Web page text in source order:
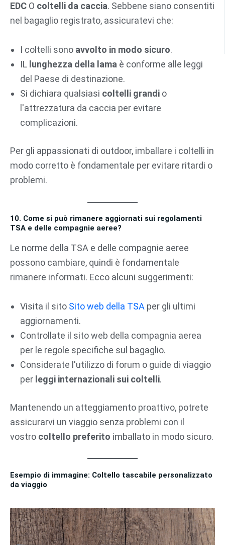
EDC O coltelli da caccia. Sebbene siano consentiti
nel bagaglio registrato, assicuratevi che:
I coltelli sono avvolto in modo sicuro.
IL lunghezza della lama è conforme alle leggi
del Paese di destinazione.
Si dichiara qualsiasi coltelli grandi o
l'attrezzatura da caccia per evitare
complicazioni.
Per gli appassionati di outdoor, imballare i coltelli in
modo corretto è fondamentale per evitare ritardi o
problemi.
10. Come si può rimanere aggiornati sui regolamenti
TSA e delle compagnie aeree?
Le norme della TSA e delle compagnie aeree
possono cambiare, quindi è fondamentale
rimanere informati. Ecco alcuni suggerimenti:
Visita il sito Sito web della TSA per gli ultimi
aggiornamenti.
Controllate il sito web della compagnia aerea
per le regole specifiche sul bagaglio.
Considerate l'utilizzo di forum o guide di viaggio
per leggi internazionali sui coltelli.
Mantenendo un atteggiamento proattivo, potrete
assicurarvi un viaggio senza problemi con il
vostro coltello preferito imballato in modo sicuro.
Esempio di immagine: Coltello tascabile personalizzato
da viaggio